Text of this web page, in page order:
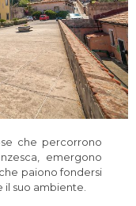
che percorrono
emergono
paiono fondersi
il suo ambiente.